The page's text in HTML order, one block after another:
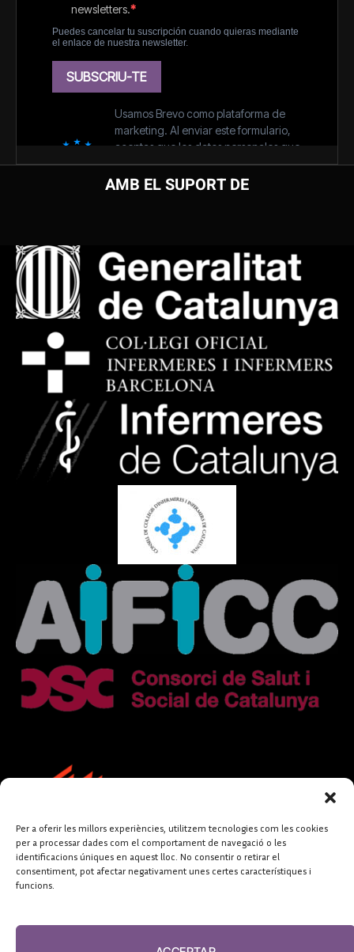
Per a oferir les millors experiències, utilitzem tecnologies com les cookies
per a processar dades com el comportament de navegació o les
identificacions úniques en aquest lloc. No consentir o retirar el
consentiment, pot afectar negativament unes certes característiques i
funcions.
AMB EL SUPORT DE
FUNDACIÓ